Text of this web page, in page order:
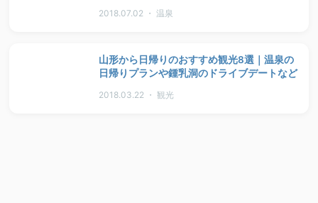
2018.07.02 ・ 温泉
山形から日帰りのおすすめ観光8選｜温泉の
日帰りプランや鍾乳洞のドライブデートなど
2018.03.22 ・ 観光